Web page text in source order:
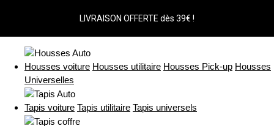
LIVRAISON OFFERTE dès 39€ !
Housses voiture Housses utilitaire Housses Pick-up Housses
Universelles
Tapis voiture Tapis utilitaire Tapis universels